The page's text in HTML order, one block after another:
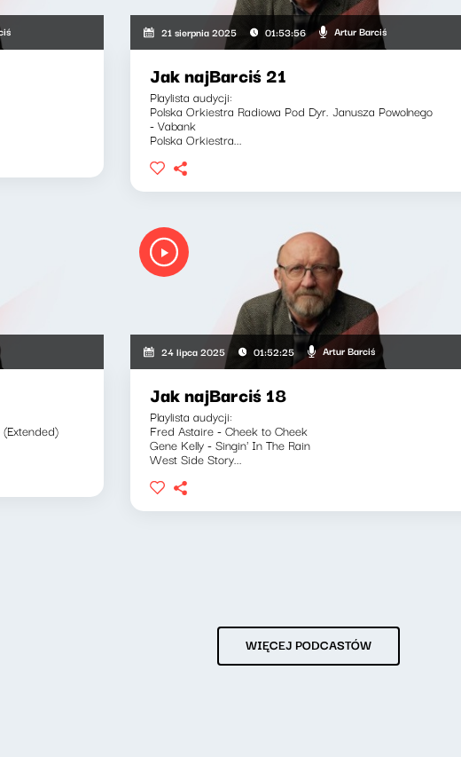
21 sierpnia 2025 01:53:56 Artur Barciś
Jak najBarciś 21
Playlista audycji:
Polska Orkiestra Radiowa Pod Dyr. Janusza Powolnego
- Vabank
Polska Orkiestra...
24 lipca 2025 01:52:25 Artur Barciś
Jak najBarciś 18
Playlista audycji:
Fred Astaire - Cheek to Cheek
Gene Kelly - Singin' In The Rain
West Side Story...
WIĘCEJ PODCASTÓW